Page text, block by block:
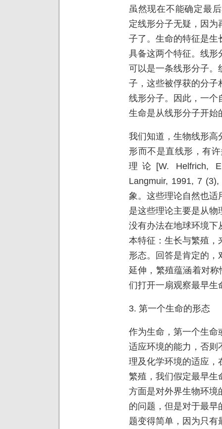
虽然现在不能确定最
定线形分子无疑，因
子了。生命的特征是生
具备这两个特征。线形
可以是一条线形分子。
子，这些被俘获的分子
线形分子。因此，一个
生命是从线形分子开始
我们知道，生物线形高
形而不是直线形，有
理论[W. Helfrich,
Langmuir, 1991, 7
象。这些理论自然也适
是这些理论主要是从
没有办法在地球环境下
本特征：生长与繁殖，
形态。回答是肯定的
延伸，繁殖蕴涵着对称
们打开一扇观察最早生
3. 第一个生命的形态
作为生命，第一个生命
适应环境的能力，否则
理及化学环境的适应，
繁殖，我们假定最早生
方面是对外界生物环境
的问题，但是对于最
题变得简单，因为只